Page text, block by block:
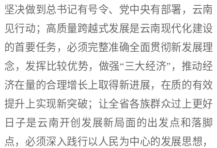
坚决做到总书记有号令、党中央有部署，云南
见行动；高质量跨越式发展是云南现代化建设
的首要任务，必须完整准确全面贯彻新发展理
念，发挥比较优势，做强“三大经济”，推动经
济在量的合理增长上取得新进展，在质的有效
提升上实现新突破；让全省各族群众过上更好
日子是云南开创发展新局面的出发点和落脚
点，必须深入践行以人民为中心的发展思想，